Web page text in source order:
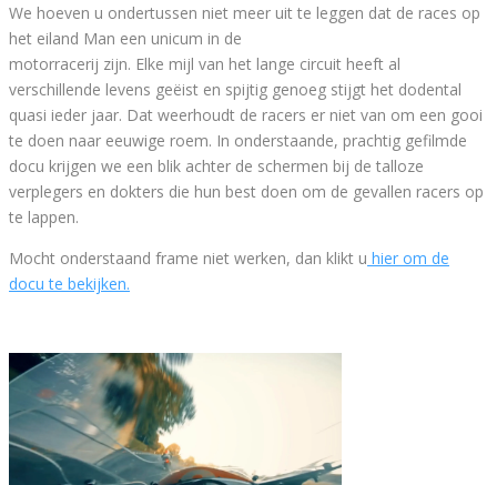
We hoeven u ondertussen niet meer uit te leggen dat de races op
het eiland Man een unicum in de
motorracerij zijn. Elke mijl van het lange circuit heeft al
verschillende levens geëist en spijtig genoeg stijgt het dodental
quasi ieder jaar. Dat weerhoudt de racers er niet van om een gooi
te doen naar eeuwige roem. In onderstaande, prachtig gefilmde
docu krijgen we een blik achter de schermen bij de talloze
verplegers en dokters die hun best doen om de gevallen racers op
te lappen.
Mocht onderstaand frame niet werken, dan klikt u hier om de
docu te bekijken.